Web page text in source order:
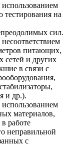
тестирования на
сил.
питающих,
сетей и других
в связи с
и др.).
материалов,
работе
неправильной
с